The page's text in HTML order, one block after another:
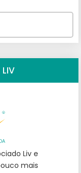
Liv e
mais